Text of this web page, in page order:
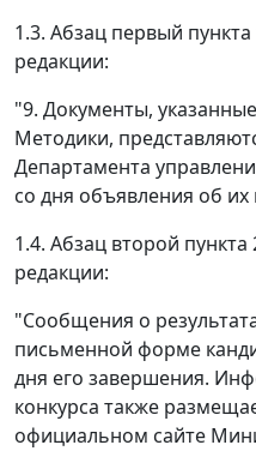
1.3. Абзац первый
редакции:
"9. Документы,
Методики,
Департамента
со дня объявления об
1.4. Абзац второй
редакции:
"Сообщения о
письменной форме
дня его завершения.
конкурса также
официальном сайте